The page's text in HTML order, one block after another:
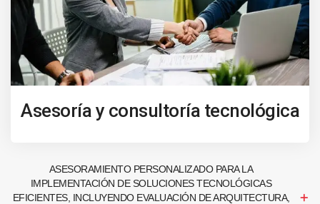
Asesoría y consultoría tecnológica
ASESORAMIENTO PERSONALIZADO PARA LA
IMPLEMENTACIÓN DE SOLUCIONES TECNOLÓGICAS
EFICIENTES, INCLUYENDO EVALUACIÓN DE ARQUITECTURA,